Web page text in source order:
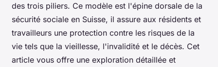
des trois piliers. Ce modèle est l'épine dorsale de la
sécurité sociale en Suisse, il assure aux résidents et
travailleurs une protection contre les risques de la
vie tels que la vieillesse, l'invalidité et le décès. Cet
article vous offre une exploration détaillée et